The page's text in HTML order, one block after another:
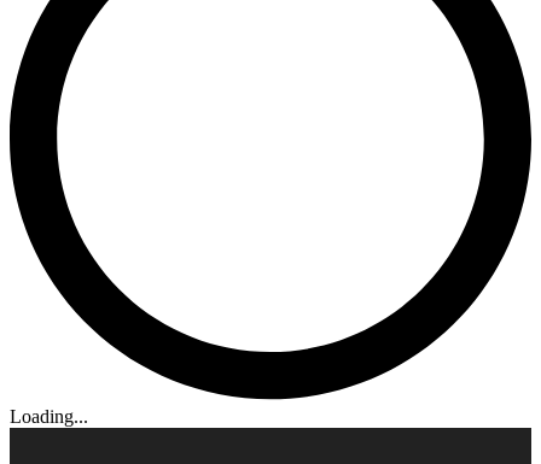
Loading...